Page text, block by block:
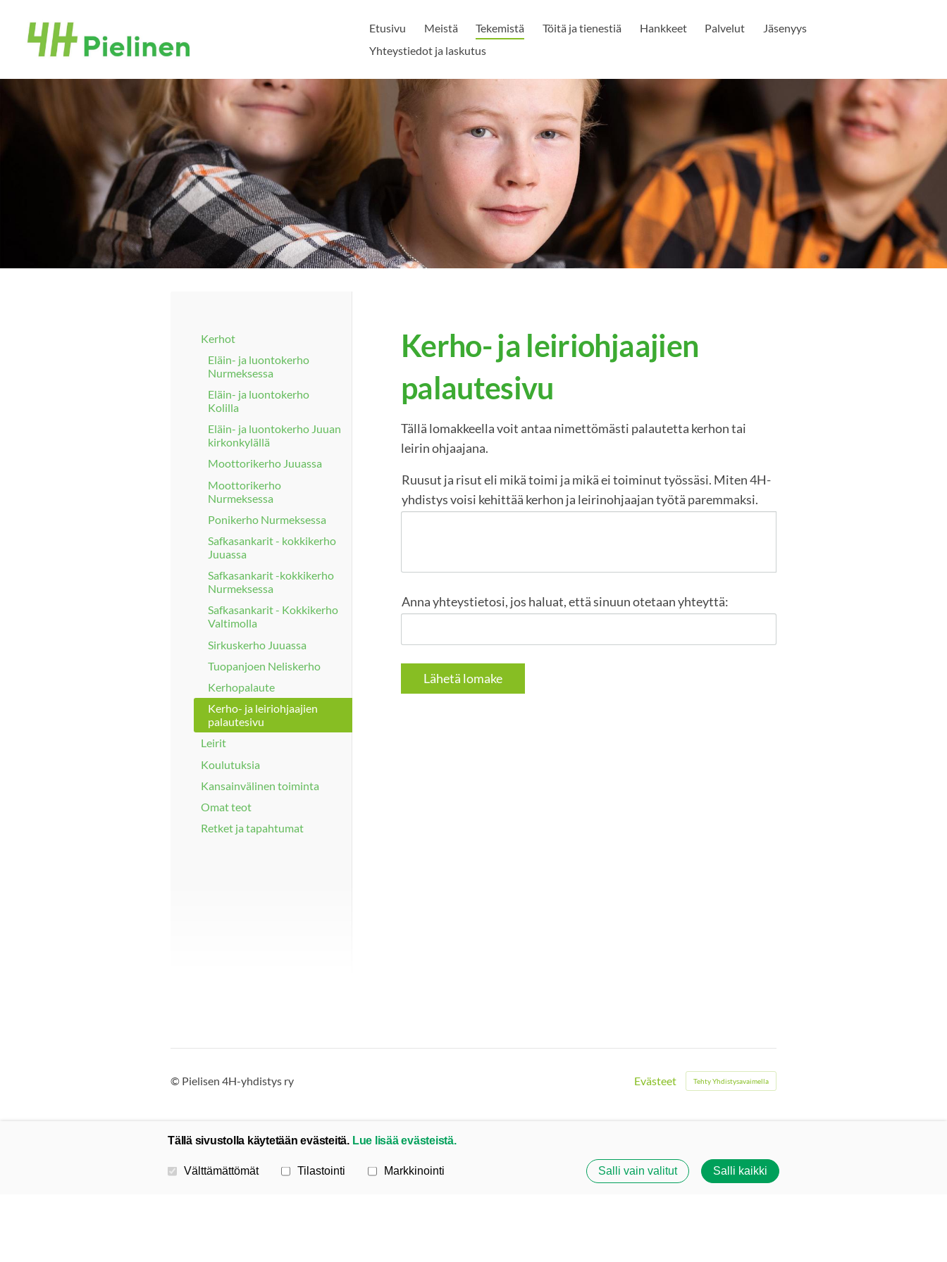
sivun
sisältöön
Pielisen 4H-yhdistys ry
Etusivu Meistä Tekemistä Töitä ja tienestiä Hankkeet Palvelut
Jäsenyys
Yhteystiedot ja laskutus
Kerhot
Eläin- ja luontokerho
Nurmeksessa
Eläin- ja luontokerho
Kolilla
Eläin- ja luontokerho Juuan
kirkonkylällä
Moottorikerho Juuassa
Moottorikerho
Nurmeksessa
Ponikerho Nurmeksessa
Safkasankarit - kokkikerho
Juuassa
Safkasankarit -kokkikerho
Nurmeksessa
Safkasankarit - Kokkikerho
Valtimolla
Sirkuskerho Juuassa
Tuopanjoen Neliskerho
Kerhopalaute
Kerho- ja leiriohjaajien
palautesivu
Leirit
Koulutuksia
Kansainvälinen toiminta
Omat teot
Retket ja tapahtumat
Kerho- ja leiriohjaajien
palautesivu
Tällä lomakkeella voit antaa nimettömästi palautetta kerhon tai
leirin ohjaajana.
Ruusut ja risut eli mikä toimi ja mikä ei toiminut työssäsi. Miten 4H-
yhdistys voisi kehittää kerhon ja leirinohjaajan työtä paremmaksi.
Anna yhteystietosi, jos haluat, että sinuun otetaan yhteyttä:
Lähetä lomake
© Pielisen 4H-yhdistys ry Evästeet Tehty Yhdistysavaimella
Tällä sivustolla käytetään evästeitä. Lue lisää evästeistä.
Valitse käytettävät evästeet
Välttämättömät Tilastointi Markkinointi Salli vain valitut Salli kaikki